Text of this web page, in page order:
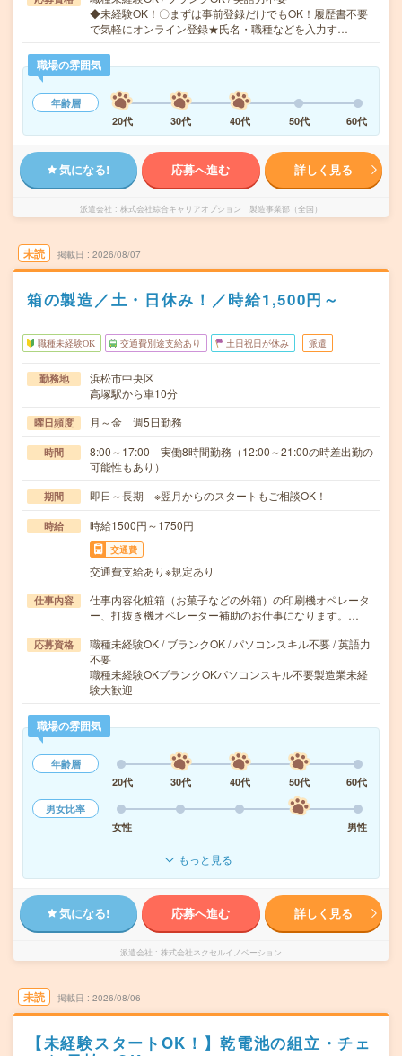
◆未経験OK！〇まずは事前登録だけでもOK！履歴書不要
で気軽にオンライン登録★氏名・職種などを入力す…
職場の雰囲気
年齢層
20代
30代 40代 50代 60代
気になる! 応募へ進む 詳しく見る
派遣会社 株式会社綜合キャリアオプション 製造事業部（全国）
未読 掲載日 2026/08/07
箱の製造／土・日休み！／時給1,500円～
職種未経験OK 交通費別途支給あり 土日祝日が休み 派遣
勤務地
浜松市中央区
高塚駅から車10分
曜日頻度 月～金 週5日勤務
時間
8:00～17:00 実働8時間勤務（12:00～21:00の時差出勤の
可能性もあり）
期間 即日～長期 ※翌月からのスタートもご相談OK！
時給 時給1500円～1750円
交通費
交通費支給あり※規定あり
仕事内容
仕事内容化粧箱（お菓子などの外箱）の印刷機オペレータ
ー、打抜き機オペレーター補助のお仕事になります。…
応募資格
職種未経験OK / ブランクOK / パソコンスキル不要 / 英語力
不要
職種未経験OKブランクOKパソコンスキル不要製造業未経
験大歓迎
職場の雰囲気
年齢層
20代
30代 40代 50代
60代
男女比率
女性
男性
もっと見る
気になる! 応募へ進む 詳しく見る
派遣会社 株式会社ネクセルイノベーション
未読 掲載日 2026/08/06
【未経験スタートOK！】乾電池の組立・チェ